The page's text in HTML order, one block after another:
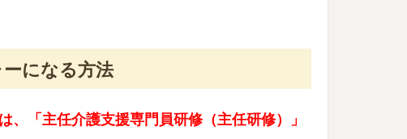
になる方法
、「主任介護支援専門員研修（主任研修）」